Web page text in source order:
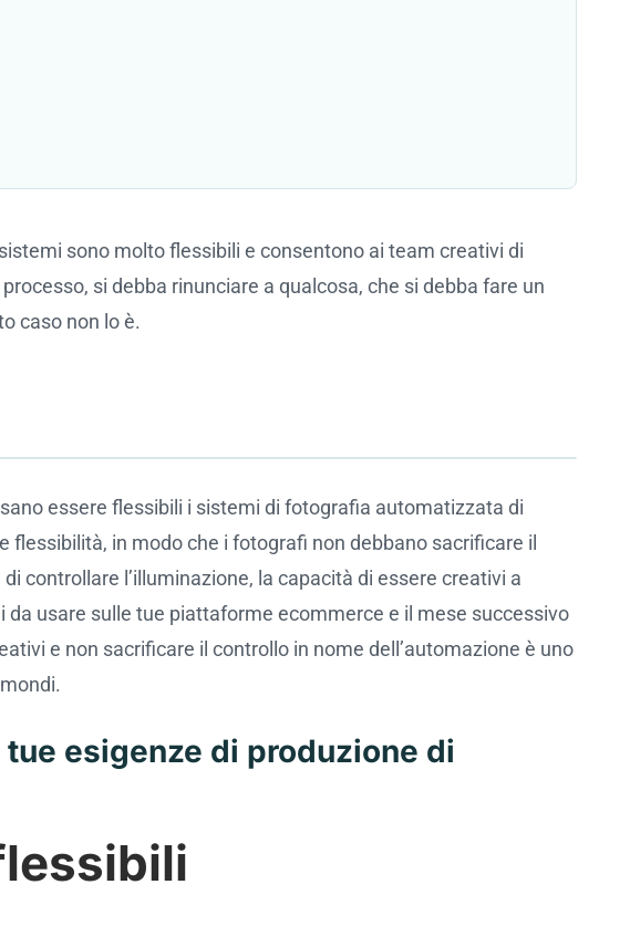
sono molto flessibili e consentono ai team creativi di
si debba rinunciare a qualcosa, che si debba fare un
caso non lo è.
essere flessibili i sistemi di fotografia automatizzata di
flessibilità, in modo che i fotografi non debbano sacrificare il
controllare l’illuminazione, la capacità di essere creativi a
usare sulle tue piattaforme ecommerce e il mese successivo
e non sacrificare il controllo in nome dell’automazione è uno
esigenze di produzione di